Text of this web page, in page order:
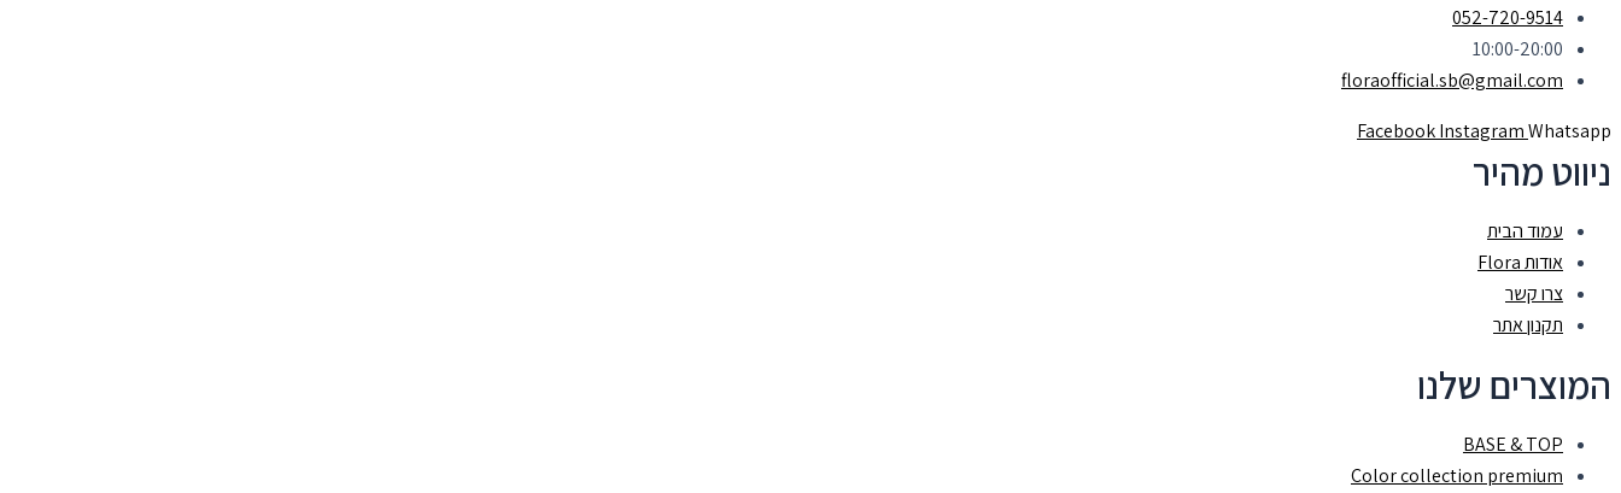
052-720-9514
10:00-20:00
floraofficial.sb@gmail.com
FacebookInstagramWhatsapp
ניווט מהיר
עמוד הבית
אודות Flora
צרו קשר
תקנון אתר
המוצרים שלנו
BASE & TOP
Color collection premium